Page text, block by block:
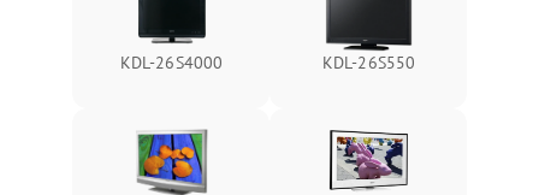
KDL-26S4000 KDL-26S550